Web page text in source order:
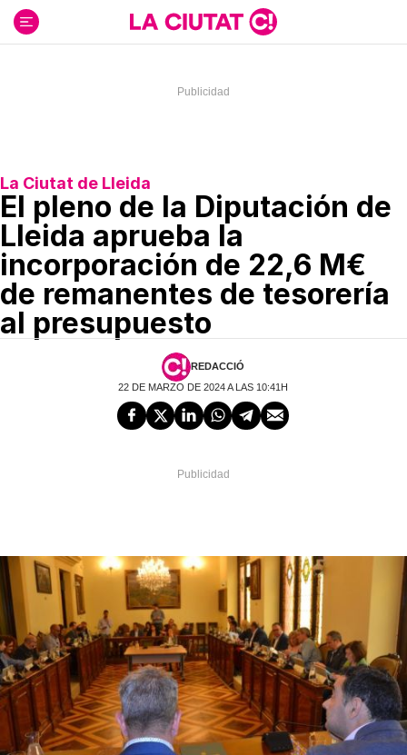
contenido
La Ciutat de Lleida
El pleno de la Diputación de
Lleida aprueba la
incorporación de 22,6 M€
de remanentes de tesorería
al presupuesto
REDACCIÓ
22 DE MARZO DE 2024 A LAS 10:41H